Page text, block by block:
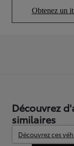
Obtenez un
Découvrez
similaires
Découvrez ces